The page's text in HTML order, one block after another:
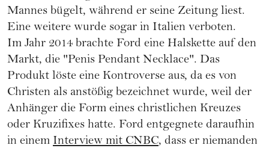
Mannes bügelt, während er seine Zeitung liest.
Eine weitere wurde sogar in Italien verboten.
Im Jahr 2014 brachte Ford eine Halskette auf den
Markt, die "Penis Pendant Necklace". Das
Produkt löste eine Kontroverse aus, da es von
Christen als anstößig bezeichnet wurde, weil der
Anhänger die Form eines christlichen Kreuzes
oder Kruzifixes hatte. Ford entgegnete daraufhin
in einem Interview mit CNBC, dass er niemanden